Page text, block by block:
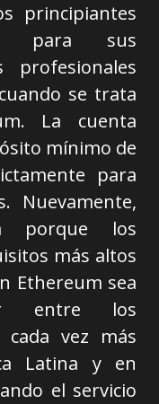
principiantes
para sus
profesionales
se trata
La cuenta
mínimo de
para
Nuevamente,
porque los
más altos
Ethereum sea
entre los
cada vez más
Latina y en
el servicio